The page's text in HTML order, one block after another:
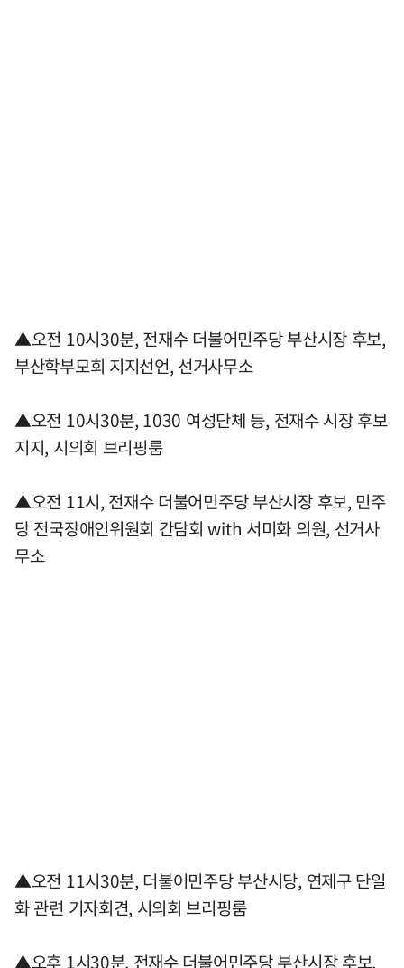
▲오전 10시30분, 전재수 더불어민주당 부산시장 후보,
부산학부모회 지지선언, 선거사무소
▲오전 10시30분, 1030 여성단체 등, 전재수 시장 후보
지지, 시의회 브리핑룸
▲오전 11시, 전재수 더불어민주당 부산시장 후보, 민주
당 전국장애인위원회 간담회 with 서미화 의원, 선거사
무소
▲오전 11시30분, 더불어민주당 부산시당, 연제구 단일
화 관련 기자회견, 시의회 브리핑룸
▲오후 1시30분, 전재수 더불어민주당 부산시장 후보,